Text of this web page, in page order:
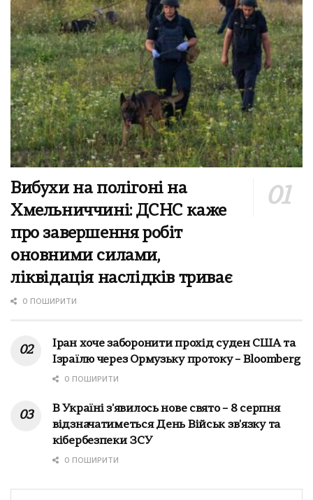
Вибухи на полігоні на
Хмельниччині: ДСНС каже
про завершення робіт
оновними силами,
ліквідація наслідків триває
0 ПОШИРИТИ
Іран хоче заборонити прохід суден США та
Ізраїлю через Ормузьку протоку – Bloomberg
0 ПОШИРИТИ
В Україні з'явилось нове свято – 8 серпня
відзначатиметься День Військ зв'язку та
кібербезпеки ЗСУ
0 ПОШИРИТИ